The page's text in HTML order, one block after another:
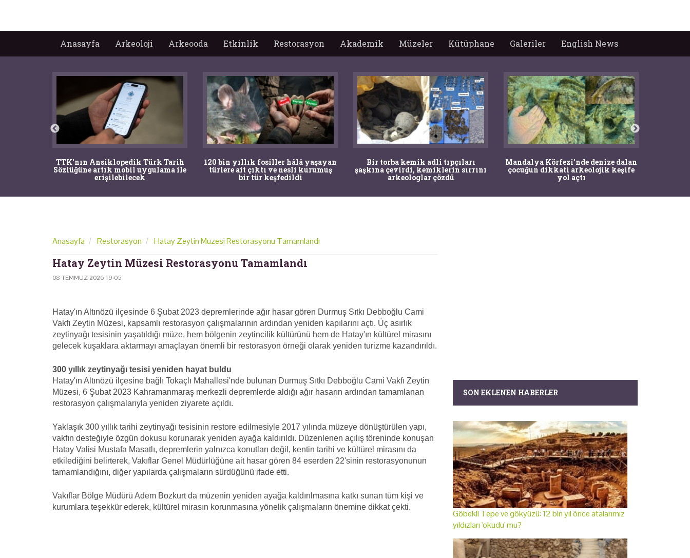
Anasayfa Arkeoloji Arkeooda Etkinlik Restorasyon Akademik Müzeler Kütüphane Galeriler English News
TTK'nın Ansiklopedik Türk Tarih
Sözlüğüne artık mobil uygulama ile
erişilebilecek
120 bin yıllık fosiller hâlâ yaşayan
türlere ait çıktı ve nesli kurumuş
bir tür keşfedildi
Bir torba kemik adli tıpçıları
şaşkına çevirdi, kemiklerin sırrını
arkeologlar çözdü
Mandalya Körfezi’nde denize dalan
çocuğun dikkati arkeolojik keşife
yol açtı
Anasayfa Restorasyon Hatay Zeytin Müzesi Restorasyonu Tamamlandı
Hatay Zeytin Müzesi Restorasyonu Tamamlandı
08 TEMMUZ 2026 19:05
Hatay'ın Altınözü ilçesinde 6 Şubat 2023 depremlerinde ağır hasar gören Durmuş Sıtkı Debboğlu Cami
Vakfı Zeytin Müzesi, kapsamlı restorasyon çalışmalarının ardından yeniden kapılarını açtı. Üç asırlık
zeytinyağı tesisinin yaşatıldığı müze, hem bölgenin zeytincilik kültürünü hem de Hatay'ın kültürel mirasını
gelecek kuşaklara aktarmayı amaçlayan önemli bir restorasyon örneği olarak yeniden turizme kazandırıldı.
300 yıllık zeytinyağı tesisi yeniden hayat buldu
Hatay'ın Altınözü ilçesine bağlı Tokaçlı Mahallesi'nde bulunan Durmuş Sıtkı Debboğlu Cami Vakfı Zeytin
Müzesi, 6 Şubat 2023 Kahramanmaraş merkezli depremlerde aldığı ağır hasarın ardından tamamlanan
restorasyon çalışmalarıyla yeniden ziyarete açıldı.
Yaklaşık 300 yıllık tarihi zeytinyağı tesisinin restore edilmesiyle 2017 yılında müzeye dönüştürülen yapı,
vakfın desteğiyle özgün dokusu korunarak yeniden ayağa kaldırıldı. Düzenlenen açılış töreninde konuşan
Hatay Valisi Mustafa Masatlı, depremlerin yalnızca konutları değil, kentin tarihi ve kültürel mirasını da
etkilediğini belirterek, Vakıflar Genel Müdürlüğüne ait hasar gören 84 eserden 22'sinin restorasyonunun
tamamlandığını, diğer yapılarda çalışmaların sürdüğünü ifade etti.
Vakıflar Bölge Müdürü Adem Bozkurt da müzenin yeniden ayağa kaldırılmasına katkı sunan tüm kişi ve
kurumlara teşekkür ederek, kültürel mirasın korunmasına yönelik çalışmaların önemine dikkat çekti.
SON EKLENEN HABERLER
Göbekli Tepe ve gökyüzü: 12 bin yıl önce atalarımız
yıldızları 'okudu' mu?